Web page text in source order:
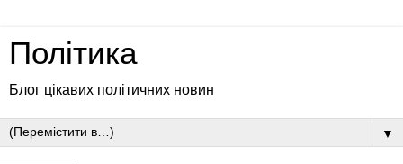
Політика
Блог цікавих політичних новин
▼